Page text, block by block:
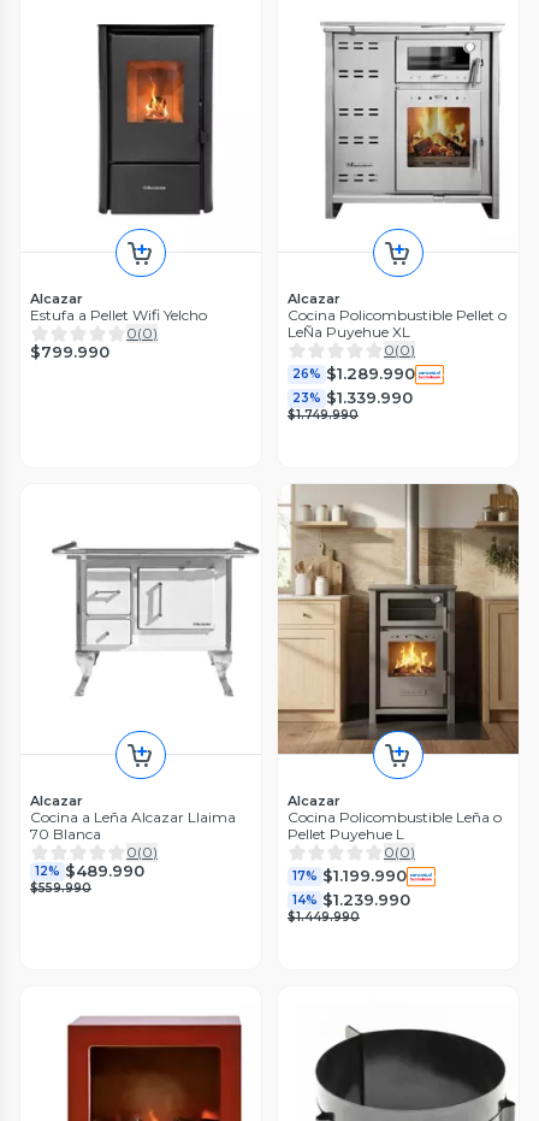
Alcazar
Estufa a Pellet Wifi Yelcho
0(0)
$799.990
Alcazar
Cocina Policombustible Pellet o
LeÑa Puyehue XL
0(0)
26% $1.289.990
23% $1.339.990
$1.749.990
Alcazar
Cocina a Leña Alcazar Llaima
70 Blanca
0(0)
12% $489.990
$559.990
Alcazar
Cocina Policombustible Leña o
Pellet Puyehue L
0(0)
17% $1.199.990
14% $1.239.990
$1.449.990